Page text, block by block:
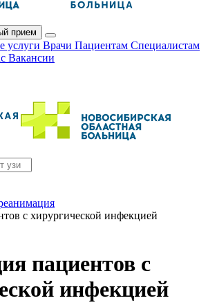
прием
услуги Врачи Пациентам Специалистам
Вакансии
с хирургической инфекцией
пациентов с
инфекцией